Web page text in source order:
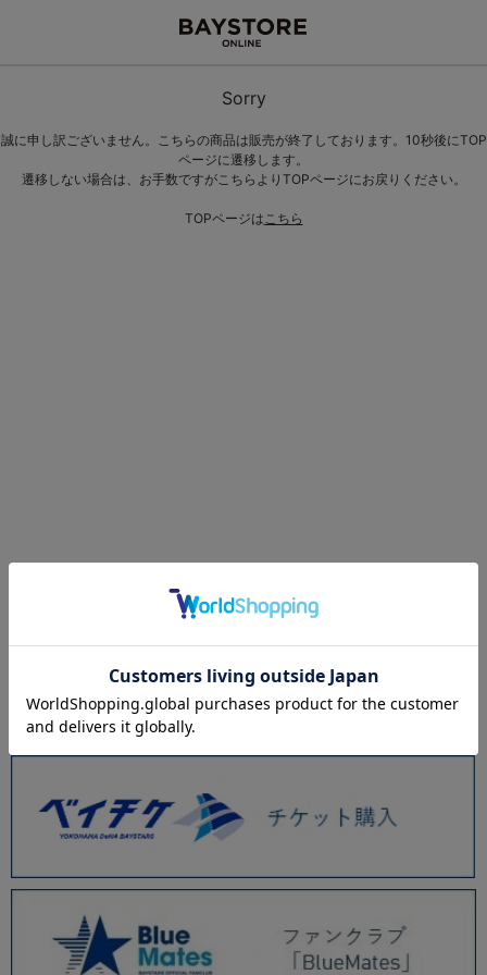
Sorry
誠に申し訳ございません。こちらの商品は販売が終了しております。10秒後にTOP
ページに遷移します。
遷移しない場合は、お手数ですがこちらよりTOPページにお戻りください。
TOPページはこちら